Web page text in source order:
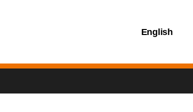
English